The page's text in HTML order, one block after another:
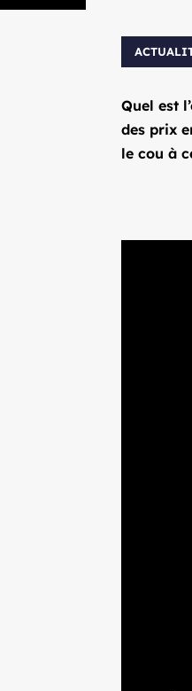
Quel est
des prix
le cou à